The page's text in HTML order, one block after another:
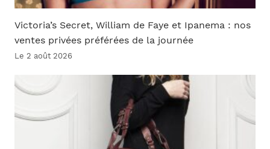
Victoria’s Secret, William de Faye et Ipanema : nos
ventes privées préférées de la journée
Le 2 août 2026